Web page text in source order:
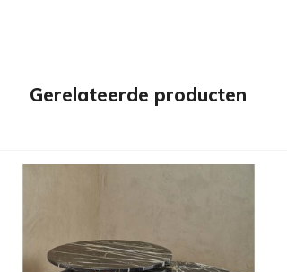
Gerelateerde producten